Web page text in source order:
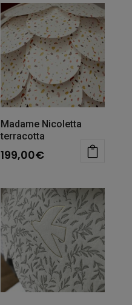
Madame Nicoletta
terracotta
199,00€